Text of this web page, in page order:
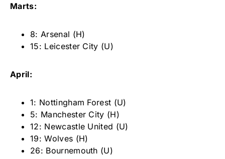
Marts:
8: Arsenal (H)
15: Leicester City (U)
April:
1: Nottingham Forest (U)
5: Manchester City (H)
12: Newcastle United (U)
19: Wolves (H)
26: Bournemouth (U)